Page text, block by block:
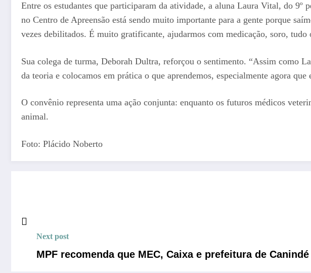
Entre os estudantes que participaram da atividade, a aluna Laura Vital, do
no Centro de Apreensão está sendo muito importante para a gente porque
vezes debilitados. É muito gratificante, ajudarmos com medicação, soro, tudo
Sua colega de turma, Deborah Dultra, reforçou o sentimento. “Assim como
da teoria e colocamos em prática o que aprendemos, especialmente agora
O convênio representa uma ação conjunta: enquanto os futuros médicos
animal.
Foto: Plácido Noberto
Next post
MPF recomenda que MEC, Caixa e prefeitura de